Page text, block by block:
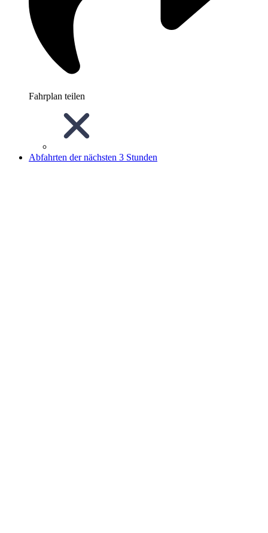
Fahrplan teilen
Abfahrten der nächsten 3 Stunden